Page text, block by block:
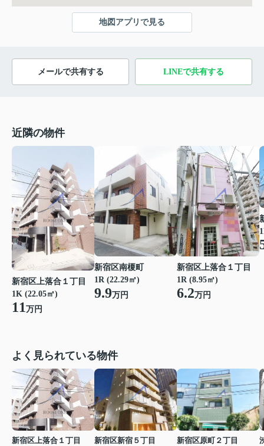
地図アプリで見る
メールで共有する LINEで共有する
近隣の物件
新宿区上落合１丁目
1K (22.05㎡)
11万円
新宿区南榎町
1R (22.29㎡)
9.9万円
新宿区上落合１丁目
1R (8.95㎡)
6.2万円
よく見られている物件
新宿区上落合１丁目
新宿区新宿５丁目
新宿区原町２丁目